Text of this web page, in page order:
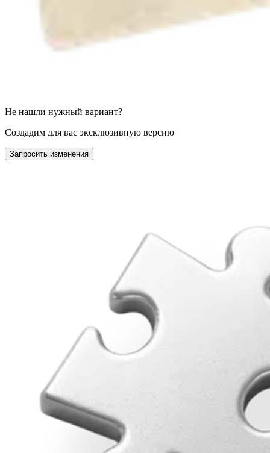
Не нашли нужный вариант?
Создадим для вас эксклюзивную версию
Запросить изменения